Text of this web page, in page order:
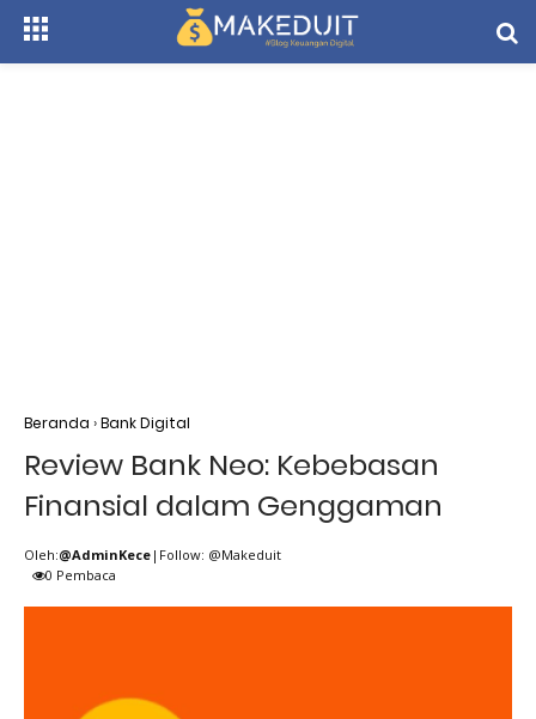
Beranda ›Bank Digital
Review Bank Neo: Kebebasan
Finansial dalam Genggaman
Oleh:@AdminKece |Follow: @Makeduit
0 Pembaca